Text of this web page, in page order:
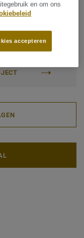
recycling)
en om ons
accepteren